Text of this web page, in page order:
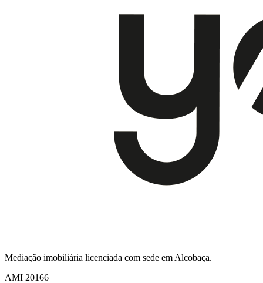
Mediação imobiliária licenciada com sede em Alcobaça.
AMI 20166